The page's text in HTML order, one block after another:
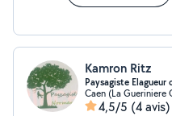
Kamron Ritz
Paysagiste Elagueur
Caen (La Gueriniere
4,5/5 (4 avis)